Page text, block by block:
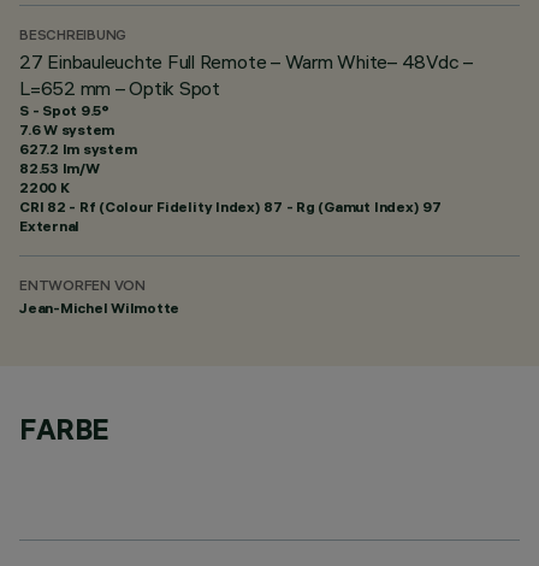
BESCHREIBUNG
27 Einbauleuchte Full Remote – Warm White– 48Vdc –
L=652 mm – Optik Spot
S - Spot 9.5°
7.6 W system
627.2 lm system
82.53 lm/W
2200 K
CRI 82 - Rf (Colour Fidelity Index) 87 - Rg (Gamut Index) 97
External
ENTWORFEN VON
Jean-Michel Wilmotte
FARBE